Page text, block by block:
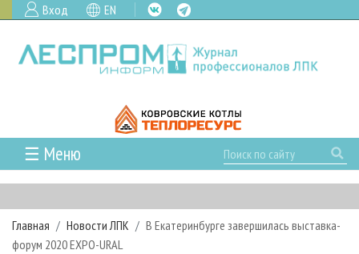
Вход EN
☰ Меню
ГЛАВНАЯ
РУБРИКИ И ТЕМЫ
РУБРИКИ ЖУРНАЛА
НОВОСТИ
Главная Новости ЛПК
В Екатеринбурге завершилась выставка-
форум 2020 EXPO-URAL